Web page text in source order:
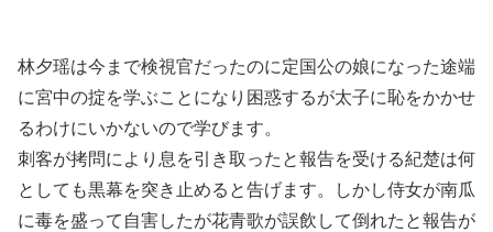
林夕瑶は今まで検視官だったのに定国公の娘になった途端
に宮中の掟を学ぶことになり困惑するが太子に恥をかかせ
るわけにいかないので学びます。
刺客が拷問により息を引き取ったと報告を受ける紀楚は何
としても黒幕を突き止めると告げます。しかし侍女が南瓜
に毒を盛って自害したが花青歌が誤飲して倒れたと報告が